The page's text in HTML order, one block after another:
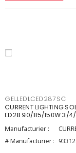
GELLEDLCED287SC
CURRENT LIGHTING
ED28 90/115/150W 3/
Manufacturier :
# Manufacturier :